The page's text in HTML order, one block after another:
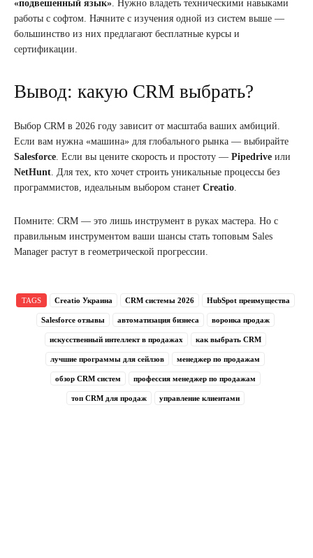
«подвешенный язык» . Нужно владеть техническими навыками
работы с софтом. Начните с изучения одной из систем выше —
большинство из них предлагают бесплатные курсы и
сертификации.
Вывод: какую CRM выбрать?
Выбор CRM в 2026 году зависит от масштаба ваших амбиций.
Если вам нужна «машина» для глобального рынка — выбирайте
Salesforce . Если вы цените скорость и простоту — Pipedrive или
NetHunt . Для тех, кто хочет строить уникальные процессы без
программистов, идеальным выбором станет Creatio
Помните: CRM — это лишь инструмент в руках мастера. Но с
правильным инструментом ваши шансы стать топовым Sales
Manager растут в геометрической прогрессии.
TAGS Creatio Украина CRM системы 2026 HubSpot преимущества
Salesforce отзывы автоматизация бизнеса воронка продаж
искусственный интеллект в продажах как выбрать CRM
лучшие программы для сейлзов менеджер по продажам
обзор CRM систем профессия менеджер по продажам
топ CRM для продаж управление клиентами